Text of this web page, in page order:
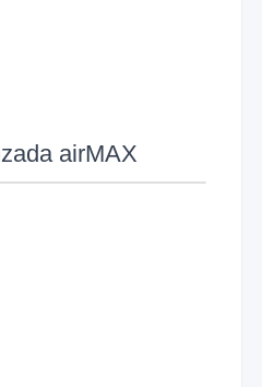
airMAX